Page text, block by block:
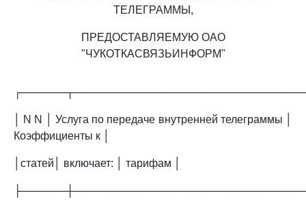
ТЕЛЕГРАММЫ,
ПРЕДОСТАВЛЯЕМУЮ ОАО
"ЧУКОТКАСВЯЗЬИНФОРМ"
│ N N │ Услуга по передаче внутренней телеграммы │
Коэффициенты к │
│статей│ включает: │ тарифам │